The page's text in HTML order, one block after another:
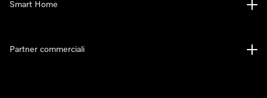
Smart Home
Partner commerciali